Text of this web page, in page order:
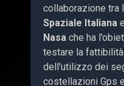
collaborazione tra
Spaziale Italiana
Nasa che ha
testare la fattibilità
dell'utilizzo dei
costellazioni Gps e